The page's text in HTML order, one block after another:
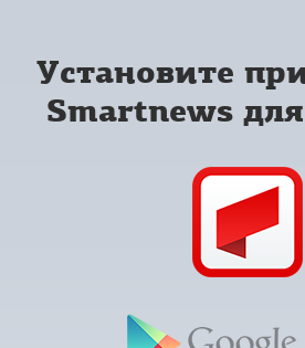
Установите
Smartnews